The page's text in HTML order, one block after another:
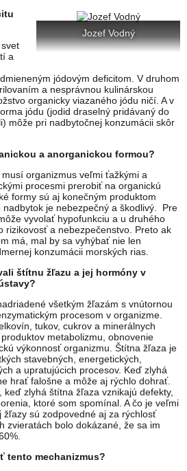
Jozef Vodný
a
jódovým deficitom. V druhom
a nesprávnou kulinárskou
organicky viazaného jódu ničí. A v
jódu (jodid draselný pridávaný do
môže pri nadbytočnej konzumácii skôr
a anorganickou formou?
organizmus veľmi ťažkými a
procesmi prerobiť na organickú
formy sú aj konečným produktom
nadbytok je nebezpečný a škodlivý. Pre
vyvolať hypofunkciu a u druhého
rizikovosť a nebezpečenstvo. Preto ak
má, mal by sa vyhýbať nie len
konzumácii morských rias.
štítnu žľazu a jej hormóny v
všetkým žľazám s vnútornou
procesom v organizme.
tukov, cukrov a minerálnych
metabolizmu, obnovenie
výkonnosť organizmu. Štítna žľaza je
stavebných, energetických,
a upratujúcich procesov. Keď zlyhá
hrať falošne a môže aj rýchlo dohrať.
keď zlyhá štítna žľaza vznikajú defekty,
ktoré som spomínal. A čo je veľmi
sú zodpovedné aj za rýchlosť
zvieratách bolo dokázané, že sa im
tento mechanizmus?